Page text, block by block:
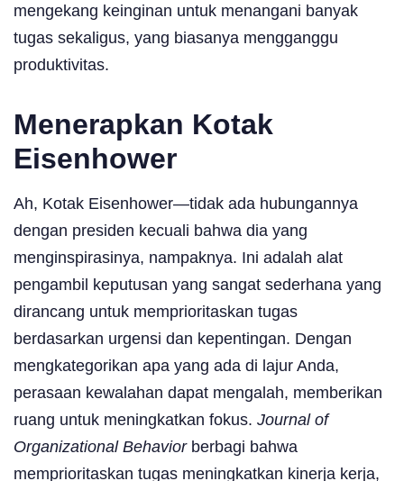
mengekang keinginan untuk menangani banyak
tugas sekaligus, yang biasanya mengganggu
produktivitas.
Menerapkan Kotak
Eisenhower
Ah, Kotak Eisenhower—tidak ada hubungannya
dengan presiden kecuali bahwa dia yang
menginspirasinya, nampaknya. Ini adalah alat
pengambil keputusan yang sangat sederhana yang
dirancang untuk memprioritaskan tugas
berdasarkan urgensi dan kepentingan. Dengan
mengkategorikan apa yang ada di lajur Anda,
perasaan kewalahan dapat mengalah, memberikan
ruang untuk meningkatkan fokus. Journal of
Organizational Behaviorberbagi bahwa
memprioritaskan tugas meningkatkan kinerja kerja,